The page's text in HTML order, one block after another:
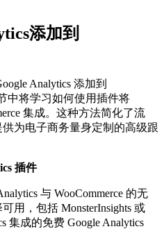
添加到
Analytics 添加到
中将学习如何使用插件将
集成。这种方法简化了流
为电子商务量身定制的高级跟
插件
与 WooCommerce 的无
用，包括 MonsterInsights 或
集成的免费 Google Analytics